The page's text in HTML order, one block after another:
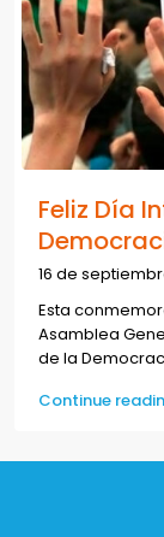
Feliz Día
16 de
Esta
Asamblea
de la
Continue